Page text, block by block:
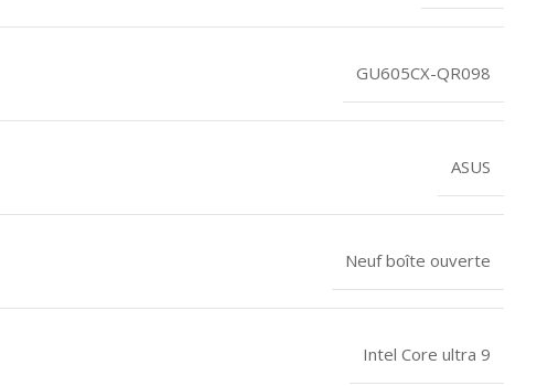
GU605CX-QR098
ASUS
Neuf boîte ouverte
Intel Core ultra 9